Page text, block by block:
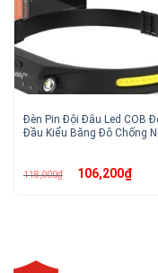
Đèn Pin Đội Đâu Led COB
Đầu Kiểu Băng Đô Chống
118,000₫ Giá
gốc106,200₫Giá